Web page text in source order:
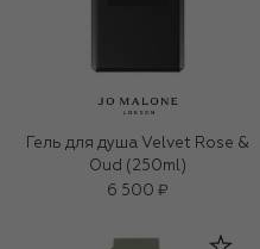
Гель для душа Velvet Rose &
Oud (250ml)
6 500 ₽